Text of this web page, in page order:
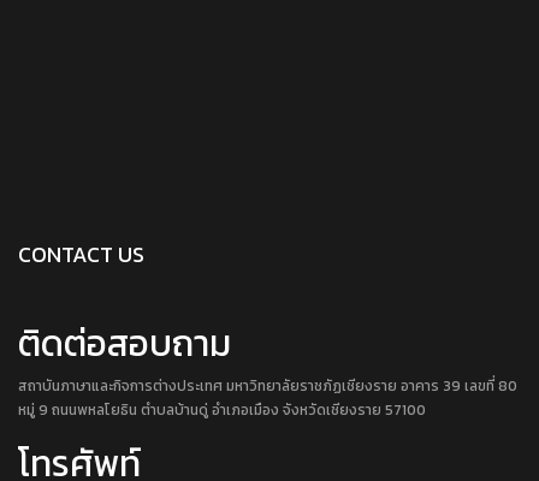
CONTACT US
ติดต่อสอบถาม
สถาบันภาษาและกิจการต่างประเทศ มหาวิทยาลัยราชภัฏเชียงราย อาคาร 39 เลขที่ 80
หมู่ 9 ถนนพหลโยธิน ตำบลบ้านดู่ อำเภอเมือง จังหวัดเชียงราย 57100
โทรศัพท์